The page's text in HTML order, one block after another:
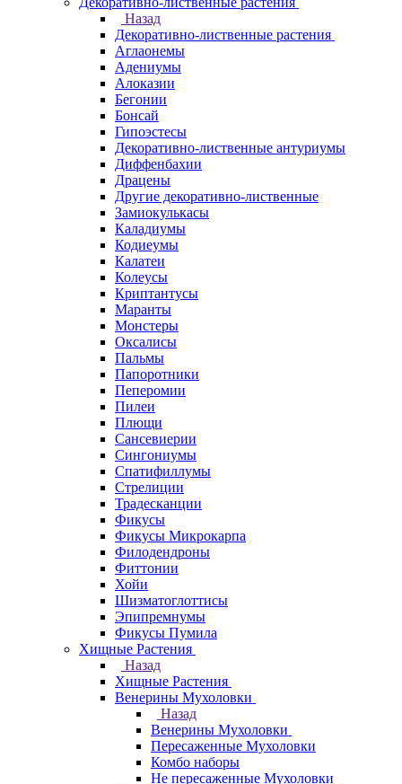
Назад
Декоративно-лиственные растения
Аглаонемы
Адениумы
Алоказии
Бегонии
Бонсай
Гипоэстесы
Декоративно-лиственные антуриумы
Диффенбахии
Драцены
Другие декоративно-лиственные
Замиокулькасы
Каладиумы
Кодиеумы
Калатеи
Колеусы
Криптантусы
Маранты
Монстеры
Оксалисы
Пальмы
Папоротники
Пеперомии
Пилеи
Плющи
Сансевиерии
Сингониумы
Спатифиллумы
Стрелиции
Традесканции
Фикусы
Фикусы Микрокарпа
Филодендроны
Фиттонии
Хойи
Шизматоглоттисы
Эпипремнумы
Фикусы Пумила
Хищные Растения
Назад
Хищные Растения
Венерины Мухоловки
Назад
Венерины Мухоловки
Пересаженные Мухоловки
Комбо наборы
Не пересаженные Мухоловки